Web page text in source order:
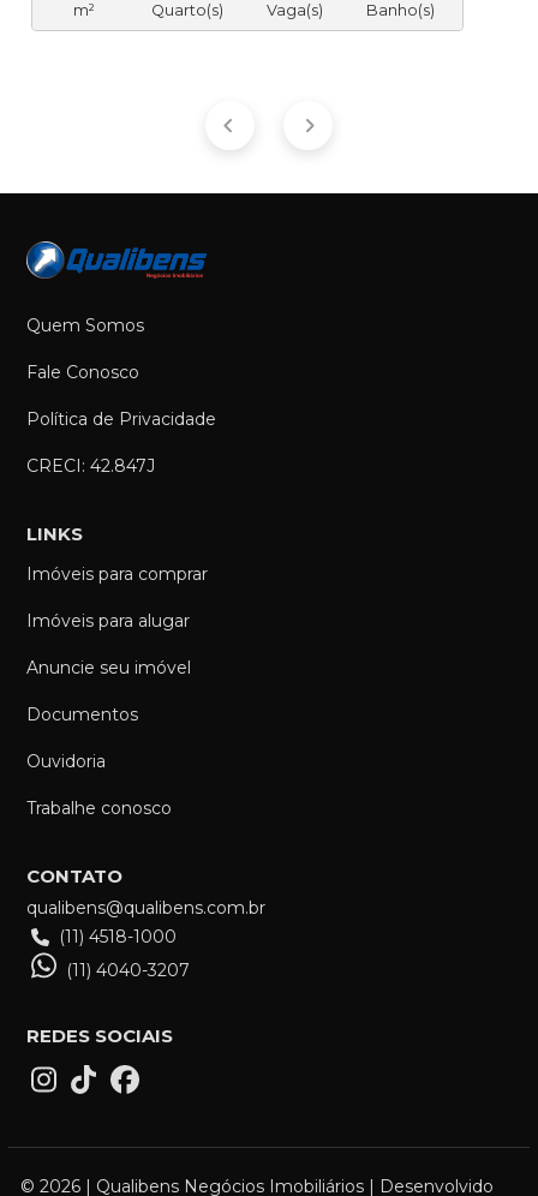
m²
Quarto(s)
Vaga(s)
Banho(s)
Quem Somos
Fale Conosco
Política de Privacidade
CRECI: 42.847J
LINKS
Imóveis para comprar
Imóveis para alugar
Anuncie seu imóvel
Documentos
Ouvidoria
Trabalhe conosco
CONTATO
qualibens@qualibens.com.br
(11) 4518-1000
(11) 4040-3207
REDES SOCIAIS
© 2026 | Qualibens Negócios Imobiliários | Desenvolvido